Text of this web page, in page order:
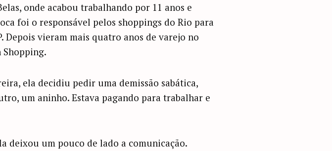
onde acabou trabalhando por 11 anos e
foi o responsável pelos shoppings do Rio para
Depois vieram mais quatro anos de varejo no
ela decidiu pedir uma demissão sabática,
um aninho. Estava pagando para trabalhar e
deixou um pouco de lado a comunicação.